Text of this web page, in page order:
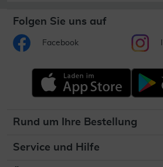
Folgen Sie uns auf
Facebook
Rund um Ihre Bestellung
Service und Hilfe